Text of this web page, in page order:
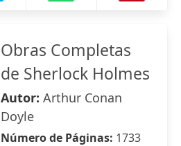
Obras Completas
de Sherlock Holmes
Autor: Arthur Conan
Doyle
Número de Páginas: 1733